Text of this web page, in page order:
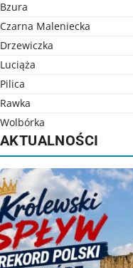
Bzura
Czarna Maleniecka
Drzewiczka
Luciąża
Pilica
Rawka
Wolbórka
AKTUALNOŚCI